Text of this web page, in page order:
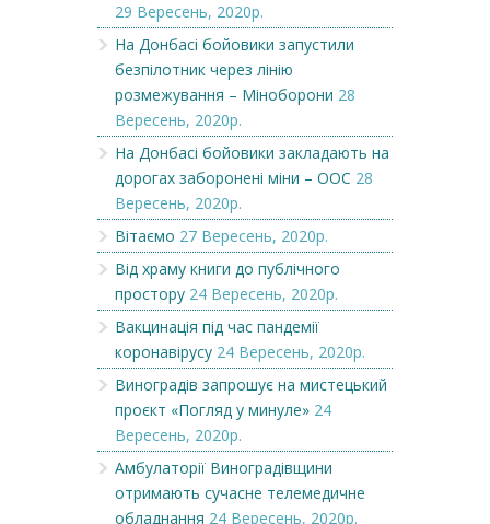
29 Вересень, 2020р.
На Донбасі бойовики запустили
безпілотник через лінію
розмежування – Міноборони 28
Вересень, 2020р.
На Донбасі бойовики закладають на
дорогах заборонені міни – ООС 28
Вересень, 2020р.
Вітаємо 27 Вересень, 2020р.
Від храму книги до публічного
простору 24 Вересень, 2020р.
Вакцинація під час пандемії
коронавірусу 24 Вересень, 2020р.
Виноградів запрошує на мистецький
проєкт «Погляд у минуле» 24
Вересень, 2020р.
Амбулаторії Виноградівщини
отримають сучасне телемедичне
обладнання 24 Вересень, 2020р.